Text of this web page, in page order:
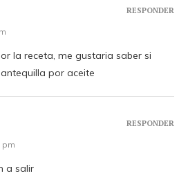
la receta, me gustaria saber si
por aceite
RESPONDER
pm
a salir
RESPONDER